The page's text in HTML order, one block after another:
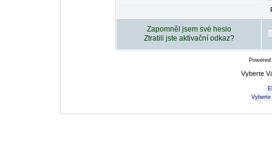
Zapomněl jsem své heslo
Ztratili jste aktivační odkaz?
Vyberte